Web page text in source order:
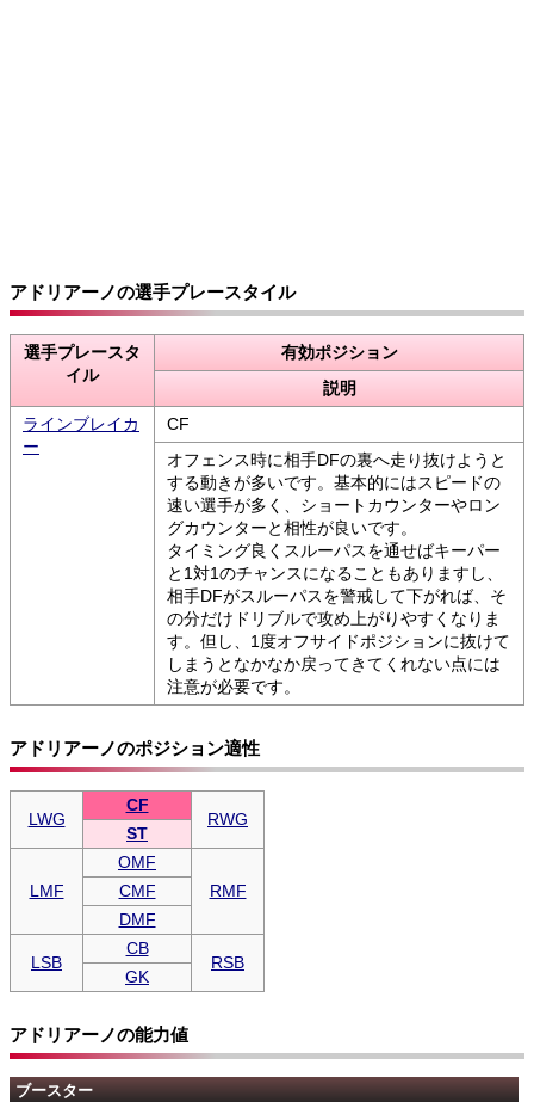
アドリアーノの選手プレースタイル
選手プレースタ
イル
有効ポジション
説明
ラインブレイカ
ー
CF
オフェンス時に相手DFの裏へ走り抜けようと
する動きが多いです。基本的にはスピードの
速い選手が多く、ショートカウンターやロン
グカウンターと相性が良いです。
タイミング良くスルーパスを通せばキーパー
と1対1のチャンスになることもありますし、
相手DFがスルーパスを警戒して下がれば、そ
の分だけドリブルで攻め上がりやすくなりま
す。但し、1度オフサイドポジションに抜けて
しまうとなかなか戻ってきてくれない点には
注意が必要です。
アドリアーノのポジション適性
LWG
CF
RWG
ST
LMF
OMF
RMF
CMF
DMF
LSB
CB
RSB
GK
アドリアーノの能力値
ブースター